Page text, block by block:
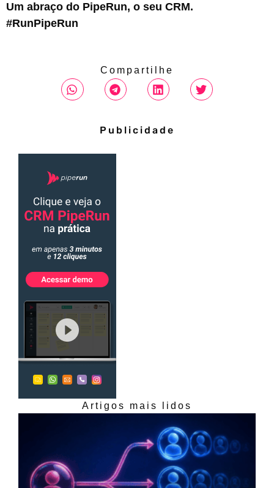
Um abraço do PipeRun, o seu CRM.
#RunPipeRun
Compartilhe
Publicidade
Artigos mais lidos